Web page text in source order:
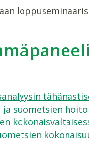
suometsien hoito